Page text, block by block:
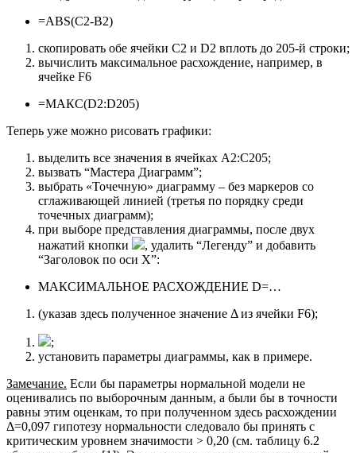
=ABS(C2-B2)
скопировать обе ячейки C2 и D2 вплоть до 205-й строки;
вычислить максимальное расхождение, например, в
ячейке F6
=МАКС(D2:D205)
Теперь уже можно рисовать графики:
выделить все значения в ячейках A2:C205;
вызвать “Мастера Диаграмм”;
выбрать «Точечную» диаграмму – без маркеров со
сглаживающей линией (третья по порядку среди
точечных диаграмм);
при выборе представления диаграммы, после двух
нажатий кнопки
, удалить “Легенду” и добавить
“Заголовок по оси Х”:
МАКСИМАЛЬНОЕ РАСХОЖДЕНИЕ D=…
(указав здесь полученное значение Δ из ячейки F6);
;
установить параметры диаграммы, как в примере.
Замечание. Если бы параметры нормальной модели не
оценивались по выборочным данным, а были бы в точности
равны этим оценкам, то при полученном здесь расхождении
Δ=0,097 гипотезу нормальности следовало бы принять с
критическим уровнем значимости > 0,20 (см. таблицу 6.2